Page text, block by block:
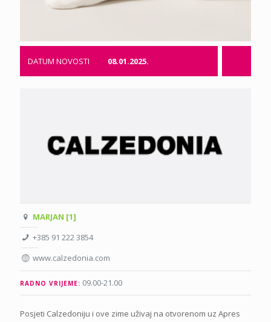
DATUM NOVOSTI 08.01.2025.
MARJAN [1]
+385 91 222 3854
www.calzedonia.com
RADNO VRIJEME: 09.00-21.00
Posjeti Calzedoniju i ove zime uživaj na otvorenom uz Apres